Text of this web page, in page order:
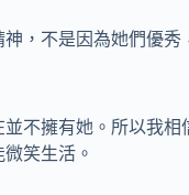
，不是因為她們優
不擁有她。所以我
笑生活。